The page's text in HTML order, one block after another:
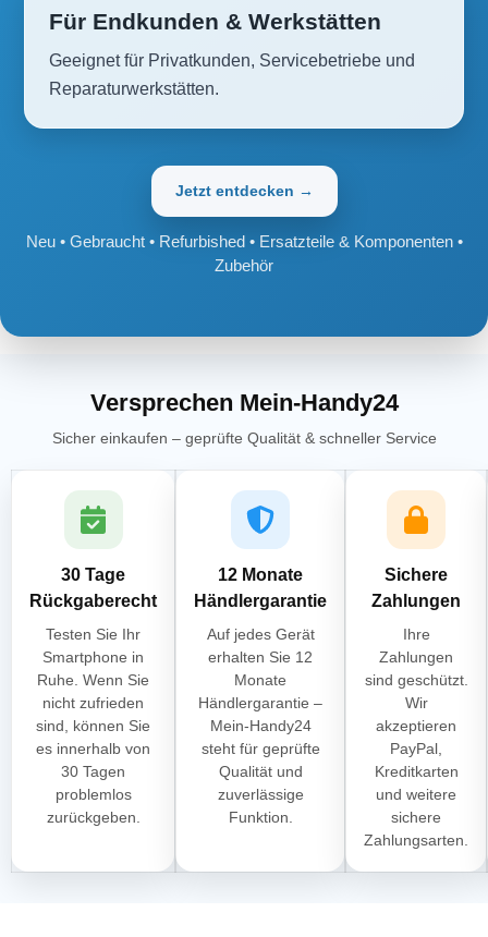
Für Endkunden & Werkstätten
Geeignet für Privatkunden, Servicebetriebe und
Reparaturwerkstätten.
Jetzt entdecken →
Neu • Gebraucht • Refurbished • Ersatzteile & Komponenten •
Zubehör
Versprechen Mein-Handy24
Sicher einkaufen – geprüfte Qualität & schneller Service
30 Tage
Rückgaberecht
Testen Sie Ihr
Smartphone in
Ruhe. Wenn Sie
nicht zufrieden
sind, können Sie
es innerhalb von
30 Tagen
problemlos
zurückgeben.
12 Monate
Händlergarantie
Auf jedes Gerät
erhalten Sie 12
Monate
Händlergarantie –
Mein-Handy24
steht für geprüfte
Qualität und
zuverlässige
Funktion.
Sichere
Zahlungen
Ihre
Zahlungen
sind geschützt.
Wir
akzeptieren
PayPal,
Kreditkarten
und weitere
sichere
Zahlungsarten.